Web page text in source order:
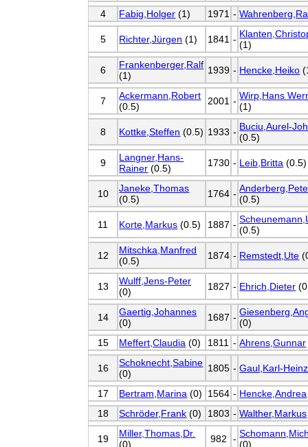
4 Fabig,Holger (1) 1971 -
5 Richter,Jürgen (1) 1841 - (1)
6
Frankenberger,Ralf
(1)
1939 - Hencke,Heiko
7
Ackermann,Robert
(0.5)
2001 - Wirp,Hans
(1)
8 Kottke,Steffen (0.5) 1933 - Buciu,Aurel-
(0.5)
9
Langner,Hans-
Rainer (0.5) 1730 - Leib,Britta (0.5)
10
Janeke,Thomas
(0.5)
1764 - (0.5)
11 Korte,Markus (0.5) 1887 - (0.5)
12
Mitschka,Manfred
(0.5)
1874 - Remstedt,Ute
13
Wulff,Jens-Peter
(0)
1827 - Ehrich,Dieter
14
Gaertig,Johannes
(0)
1687 - (0)
15
Meffert,Claudia (0) 1811 - Ahrens,Gunnar
16
Schoknecht,Sabine
(0)
1805 - Gaul,Karl-Heinz
17 Bertram,Marina (0) 1564 - Hencke,Andrea
18
Schröder,Frank (0) 1803 - Walther,Markus
19
Miller,Thomas,Dr.
(0)
982 - (0)